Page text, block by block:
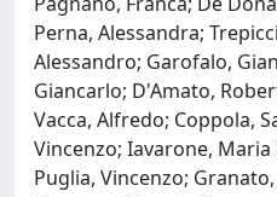
Perna, Alessandra;
Alessandro; Garofalo,
Giancarlo; D'Amato,
Vacca, Alfredo; Coppola,
Vincenzo; Iavarone,
Puglia, Vincenzo;